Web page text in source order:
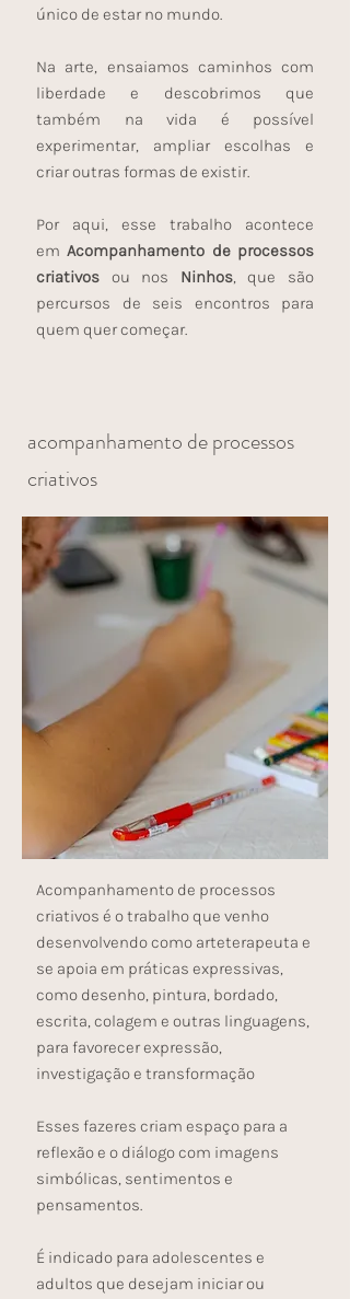
único de estar no mundo.
Na arte, ensaiamos caminhos com
liberdade e descobrimos que
também na vida é possível
experimentar, ampliar escolhas e
criar outras formas de existir.
Por aqui, esse trabalho acontece
emAcompanhamento de processos
criativos ou nos Ninhos, que são
percursos de seis encontros para
quem quer começar.
acompanhamento de processos
criativos
Acompanhamento de processos
criativos é o trabalho que venho
desenvolvendo como arteterapeuta e
se apoia em práticas expressivas,
como desenho, pintura, bordado,
escrita, colagem e outras linguagens,
para favorecer expressão,
investigação e transformação
Esses fazeres criam espaço para a
reflexão e o diálogo com imagens
simbólicas, sentimentos e
pensamentos.
É indicado para adolescentes e
adultos que desejam iniciar ou